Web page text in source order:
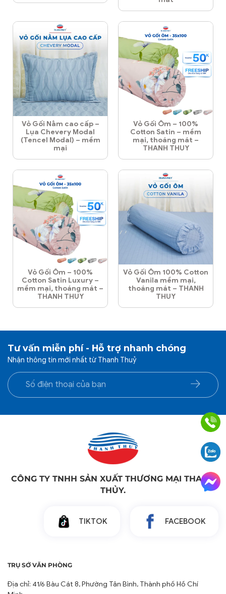
Vỏ Gối Nằm cao cấp –
Lụa Chevery Modal
(Tencel Modal) – mềm
mại
Vỏ Gối Ôm – 100%
Cotton Satin – mềm
mại, thoáng mát –
THANH THUY
Vỏ Gối Ôm – 100%
Cotton Satin Luxury –
mềm mại, thoáng mát –
THANH THUY
Vỏ Gối Ôm 100% Cotton
Vanila mềm mại,
thoáng mát – THANH
THUY
Tư vấn miễn phí - Hỗ trợ nhanh chóng
Nhận thông tin mới nhất từ Thanh Thuỷ
CÔNG TY TNHH SẢN XUẤT THƯƠNG MẠI THANH
THỦY.
TIKTOK FACEBOOK
TRỤ SỞ VĂN PHÒNG
Địa chỉ: 41/6 Bàu Cát 8, Phường Tân Bình, Thành phố Hồ Chí